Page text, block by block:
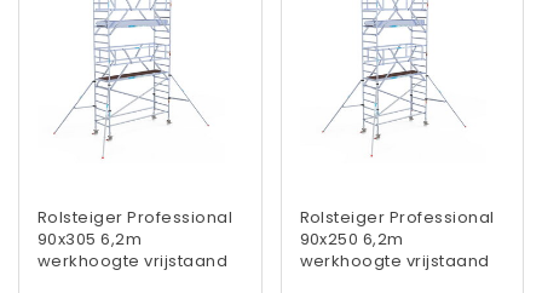
Rolsteiger Professional
90x305 6,2m
werkhoogte vrijstaand
Rolsteiger Professional
90x250 6,2m
werkhoogte vrijstaand